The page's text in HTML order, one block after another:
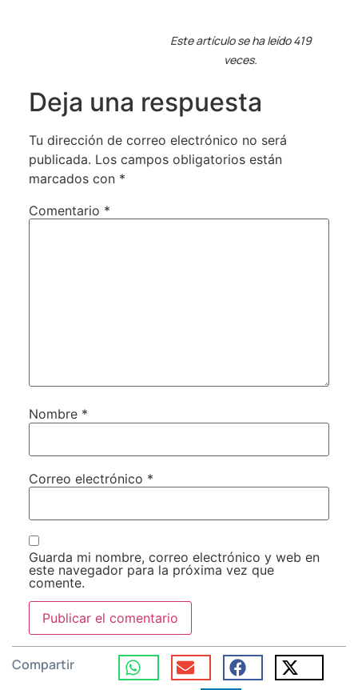
Este artículo se ha leído 419
veces.
Deja una respuesta
Tu dirección de correo electrónico no será
publicada. Los campos obligatorios están
marcados con *
Comentario *
Nombre *
Correo electrónico *
Guarda mi nombre, correo electrónico y web en
este navegador para la próxima vez que
comente.
Compartir